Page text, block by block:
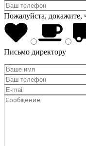
Пожалуйста, докажите,
Письмо директору